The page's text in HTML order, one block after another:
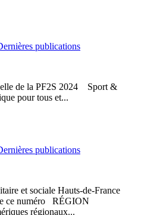
publications
de la PF2S 2024 Sport &
pour tous et...
publications
et sociale Hauts-de-France
ce numéro RÉGION
régionaux...